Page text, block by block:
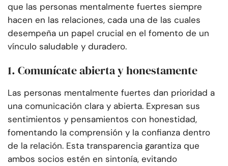
que las personas mentalmente fuertes siempre
hacen en las relaciones, cada una de las cuales
desempeña un papel crucial en el fomento de un
vínculo saludable y duradero.
1. Comunícate abierta y honestamente
Las personas mentalmente fuertes dan prioridad a
una comunicación clara y abierta. Expresan sus
sentimientos y pensamientos con honestidad,
fomentando la comprensión y la confianza dentro
de la relación. Esta transparencia garantiza que
ambos socios estén en sintonía, evitando